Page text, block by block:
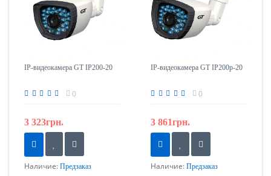
IP-видеокамера GT IP200-20
0
3 323грн.
Наличие: Предзаказ
IP-видеокамера GT IP200р-20
0
3 861грн.
Наличие: Предзаказ